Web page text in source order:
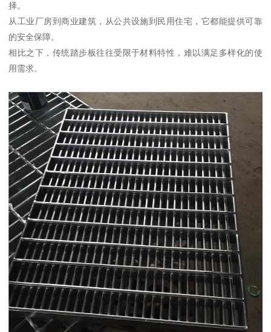
择。
从工业厂房到商业建筑，从公共设施到民用住宅，它都能提供可靠
的安全保障。
相比之下，传统踏步板往往受限于材料特性，难以满足多样化的使
用需求。